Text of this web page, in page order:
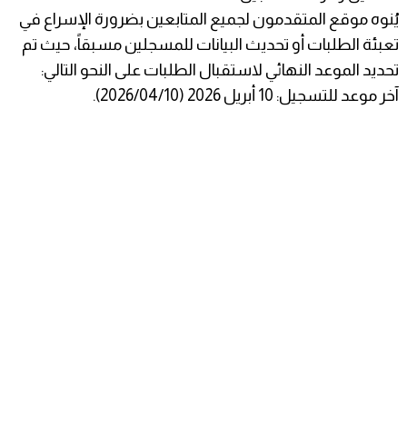
​يُنوه موقع المتقدمون لجميع المتابعين بضرورة الإسراع في
تعبئة الطلبات أو تحديث البيانات للمسجلين مسبقاً، حيث تم
تحديد الموعد النهائي لاستقبال الطلبات على النحو التالي:
​آخر موعد للتسجيل: 10 أبريل 2026 (2026/04/10).